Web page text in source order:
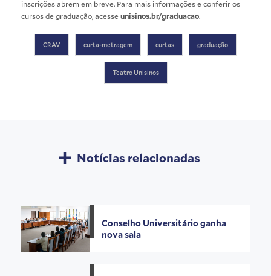
inscrições abrem em breve. Para mais informações e conferir os
cursos de graduação, acesse unisinos.br/graduacao.
CRAV curta-metragem curtas graduação
Teatro Unisinos
Notícias relacionadas
Conselho Universitário ganha
nova sala